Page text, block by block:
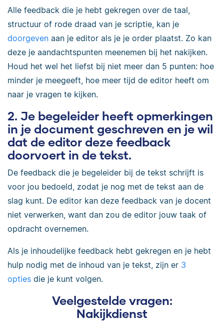
Alle feedback die je hebt gekregen over de taal,
structuur of rode draad van je scriptie, kan je
doorgeven aan je editor als je je order plaatst. Zo kan
deze je aandachtspunten meenemen bij het nakijken.
Houd het wel het liefst bij niet meer dan 5 punten: hoe
minder je meegeeft, hoe meer tijd de editor heeft om
naar je vragen te kijken.
2. Je begeleider heeft opmerkingen
in je document geschreven en je wil
dat de editor deze feedback
doorvoert in de tekst.
De feedback die je begeleider bij de tekst schrijft is
voor jou bedoeld, zodat je nog met de tekst aan de
slag kunt. De editor kan deze feedback van je docent
niet verwerken, want dan zou de editor jouw taak of
opdracht overnemen.
Als je inhoudelijke feedback hebt gekregen en je hebt
hulp nodig met de inhoud van je tekst, zijn er 3
opties die je kunt volgen.
Veelgestelde vragen:
Nakijkdienst